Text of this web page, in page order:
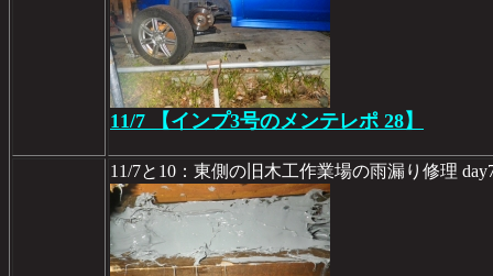
11/7 【インプ3号のメンテレポ 28】
11/7と10：東側の旧木工作業場の雨漏り修理